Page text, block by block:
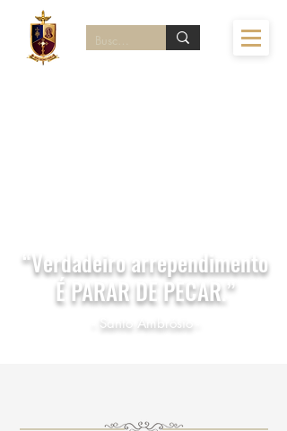
“Verdadeiro arrependimento
É PARAR DE PECAR.”
- Santo Ambrósio -